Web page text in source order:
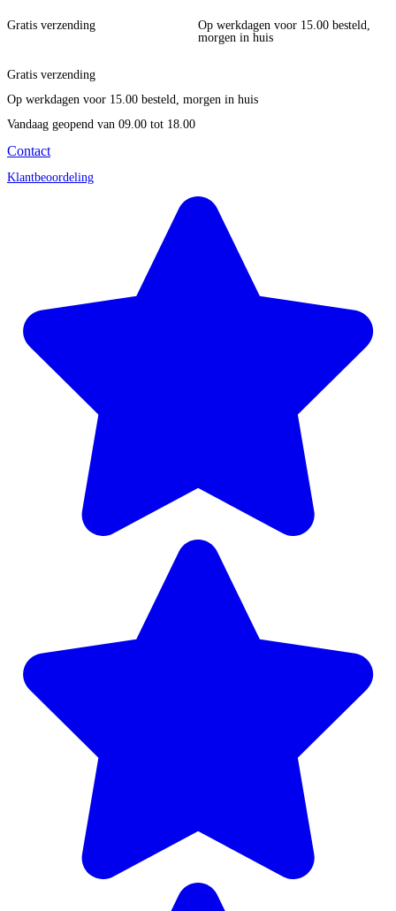
Gratis verzending
Op werkdagen voor 15.00 besteld,
morgen in huis
Gratis verzending
Op werkdagen voor 15.00 besteld, morgen in huis
Vandaag geopend van 09.00 tot 18.00
Contact
Klantbeoordeling